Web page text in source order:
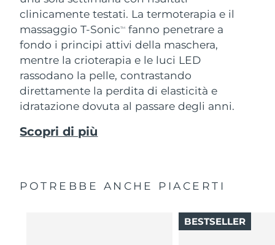
clinicamente testati. La termoterapia e il
massaggio T-SonicTM
fanno penetrare a
fondo i principi attivi della maschera,
mentre la crioterapia e le luci LED
rassodano la pelle, contrastando
direttamente la perdita di elasticità e
idratazione dovuta al passare degli anni.
Scopri di più
POTREBBE ANCHE PIACERTI
BESTSELLER